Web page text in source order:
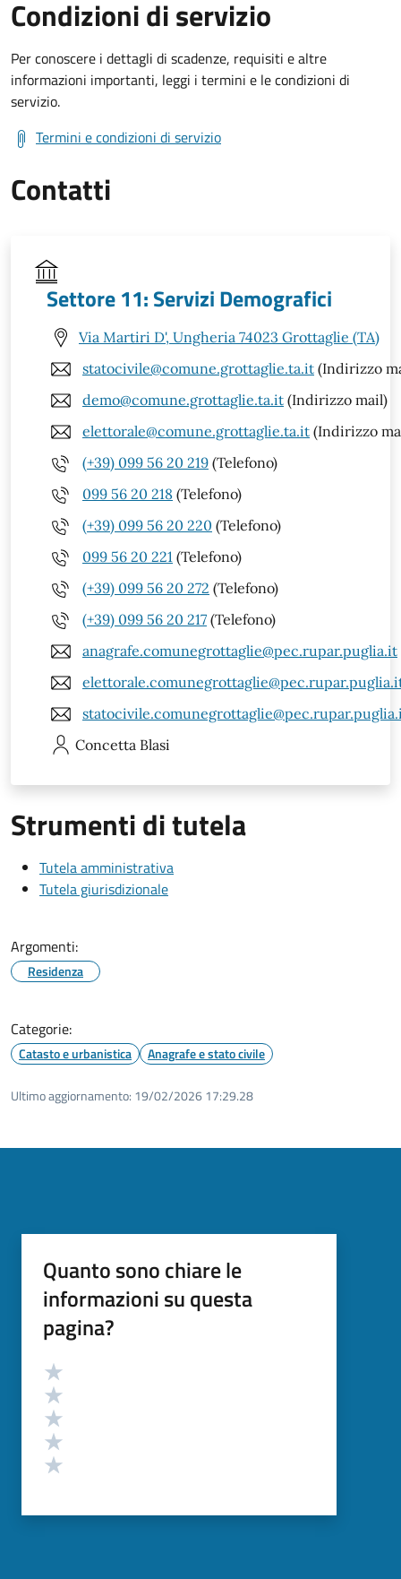
Condizioni di servizio
Per conoscere i dettagli di scadenze, requisiti e altre
informazioni importanti, leggi i termini e le condizioni di
servizio.
Termini e condizioni di servizio
Contatti
Settore 11: Servizi Demografici
Via Martiri D', Ungheria 74023 Grottaglie (TA)
statocivile@comune.grottaglie.ta.it (Indirizzo
demo@comune.grottaglie.ta.it (Indirizzo mail)
elettorale@comune.grottaglie.ta.it (Indirizzo
(+39) 099 56 20 219 (Telefono)
099 56 20 218 (Telefono)
(+39) 099 56 20 220 (Telefono)
099 56 20 221 (Telefono)
(+39) 099 56 20 272 (Telefono)
(+39) 099 56 20 217 (Telefono)
anagrafe.comunegrottaglie@pec.rupar.puglia.it
Concetta Blasi
Strumenti di tutela
Tutela amministrativa
Tutela giurisdizionale
Argomenti:
Residenza
Categorie:
Catasto e urbanistica Anagrafe e stato civile
Ultimo aggiornamento: 19/02/2026 17:29.28
Quanto sono chiare le
informazioni su questa
pagina?
Valutazione